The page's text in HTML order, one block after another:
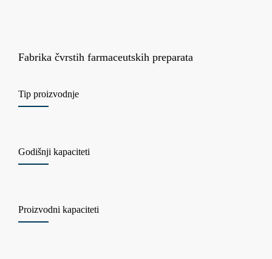
Fabrika čvrstih farmaceutskih preparata
Tip proizvodnje
Godišnji kapaciteti
Proizvodni kapaciteti